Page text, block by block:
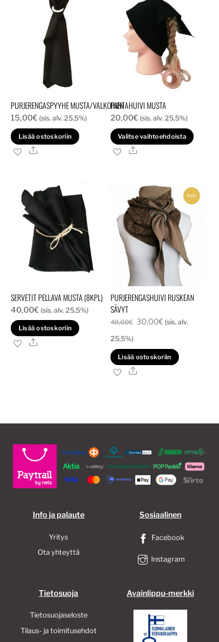
PURJERENGASPYYHE MUSTA/VALKOINEN
15,00€ (sis. alv. 25,5%)
Lisää ostoskoriin
Ale
PANTAHUIVI MUSTA
20,00€ (sis. alv. 25,5%)
Valitse vaihtoehdoista
Voit
Ale
SERVETIT PELLAVA MUSTA (8KPL)
40,00€ (sis. alv. 25,5%)
Lisää ostoskoriin
Ale
ALE!
PURJERENGASHUIVI RUSKEAN
SÄVYT
40,00€ Alkuperäinen
oli:
40,00€.
30,00€Nykyinen
on:
30,00€.
(sis. alv.
25,5%)
Lisää ostoskoriin
Ale
Info ja palaute
Yritys
Ota yhteyttä
Sosiaalinen
Facebook
Instagram
Tietosuoja
Tietosuojaseloste
Tilaus- ja toimitusehdot
Avainlippu-merkki